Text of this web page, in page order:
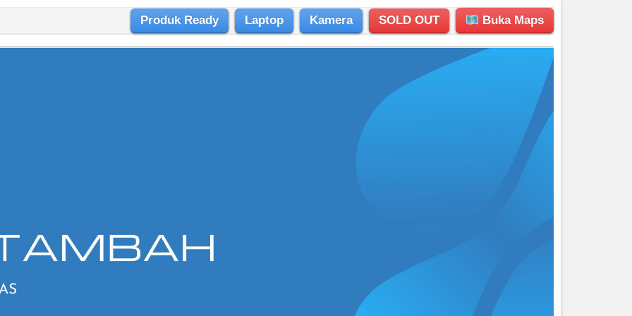
Produk Ready Laptop Kamera SOLD OUT Buka Maps